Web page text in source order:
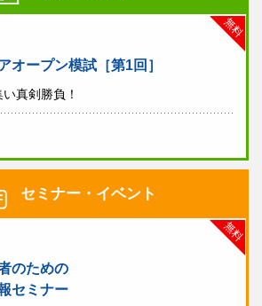
無料
オープン模試［第1回］
真剣勝負！
セミナー・イベント
無料
のための
セミナー